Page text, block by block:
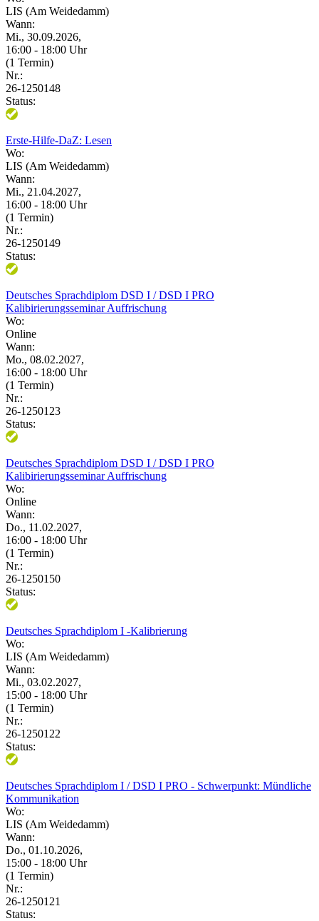
LIS (Am Weidedamm)
Wann:
Mi., 30.09.2026,
16:00 - 18:00 Uhr
(1 Termin)
Nr.:
26-1250148
Status:
Erste-Hilfe-DaZ: Lesen
Wo:
LIS (Am Weidedamm)
Wann:
Mi., 21.04.2027,
16:00 - 18:00 Uhr
(1 Termin)
Nr.:
26-1250149
Status:
Deutsches Sprachdiplom DSD I / DSD I PRO
Kalibirierungsseminar Auffrischung
Wo:
Online
Wann:
Mo., 08.02.2027,
16:00 - 18:00 Uhr
(1 Termin)
Nr.:
26-1250123
Status:
Deutsches Sprachdiplom DSD I / DSD I PRO
Kalibirierungsseminar Auffrischung
Wo:
Online
Wann:
Do., 11.02.2027,
16:00 - 18:00 Uhr
(1 Termin)
Nr.:
26-1250150
Status:
Deutsches Sprachdiplom I -Kalibrierung
Wo:
LIS (Am Weidedamm)
Wann:
Mi., 03.02.2027,
15:00 - 18:00 Uhr
(1 Termin)
Nr.:
26-1250122
Status:
Deutsches Sprachdiplom I / DSD I PRO - Schwerpunkt: Mündliche
Kommunikation
Wo:
LIS (Am Weidedamm)
Wann:
Do., 01.10.2026,
15:00 - 18:00 Uhr
(1 Termin)
Nr.:
26-1250121
Status: